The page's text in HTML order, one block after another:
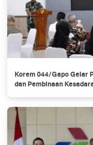
Korem 044/Gapo Gelar
dan Pembinaan